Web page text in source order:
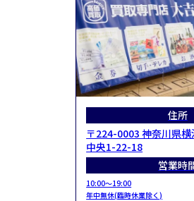
住所
〒224-0003 神奈川県
中央1-22-18
営業時
10:00～19:00
年中無休(臨時休業除く)